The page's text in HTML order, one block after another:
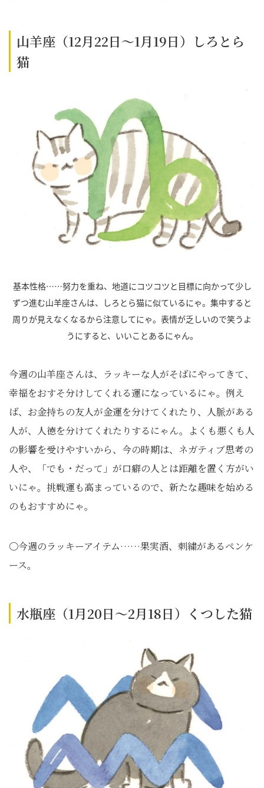
山羊座（12月22日～1月19日）しろとら
猫
基本性格……努力を重ね、地道にコツコツと目標に向かって少し
ずつ進む山羊座さんは、しろとら猫に似ているにゃ。集中すると
周りが見えなくなるから注意してにゃ。表情が乏しいので笑うよ
うにすると、いいことあるにゃん。
今週の山羊座さんは、ラッキーな人がそばにやってきて、
幸福をおすそ分けしてくれる運になっているにゃ。例え
ば、お金持ちの友人が金運を分けてくれたり、人脈がある
人が、人徳を分けてくれたりするにゃん。よくも悪くも人
の影響を受けやすいから、今の時期は、ネガティブ思考の
人や、「でも・だって」が口癖の人とは距離を置く方がい
いにゃ。挑戦運も高まっているので、新たな趣味を始める
のもおすすめにゃ。
〇今週のラッキーアイテム……果実酒、刺繍があるペンケ
ース。
水瓶座（1月20日～2月18日）くつした猫